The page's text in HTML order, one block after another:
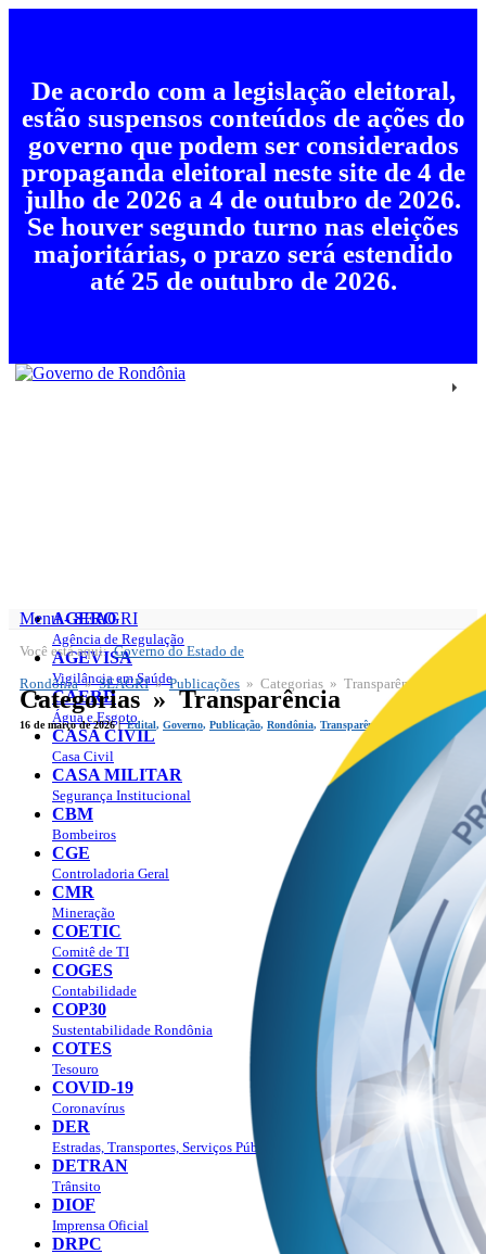
De acordo com a legislação eleitoral,
estão suspensos conteúdos de ações do
governo que podem ser considerados
propaganda eleitoral neste site de 4 de
julho de 2026 a 4 de outubro de 2026.
Se houver segundo turno nas eleições
majoritárias, o prazo será estendido
até 25 de outubro de 2026.
AGERO
Agência de Regulação
AGEVISA
Vigilância em Saúde
CAERD
Água e Esgoto
CASA CIVIL
Casa Civil
CASA MILITAR
Segurança Institucional
CBM
Bombeiros
CGE
Controladoria Geral
CMR
Mineração
COETIC
Comitê de TI
COGES
Contabilidade
COP30
Sustentabilidade Rondônia
COTES
Tesouro
COVID-19
Coronavírus
DER
Estradas, Transportes, Serviços Públicos
DETRAN
Trânsito
DIOF
Imprensa Oficial
DRPC
Menu - SEAGRI
SEAGRI
Publicações
Você está aqui:Governo do Estado de
Rondônia»SEAGRI»Publicações » Categorias » Transparência
Categorias » Transparência
16 de março de 2026 |Edital, Governo, Publicação, Rondônia, Transparência